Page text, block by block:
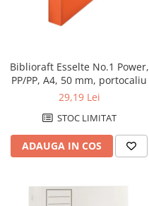
Biblioraft Esselte No.1 Power,
PP/PP, A4, 50 mm, portocaliu
29,19 Lei
STOC LIMITAT
ADAUGA IN COS